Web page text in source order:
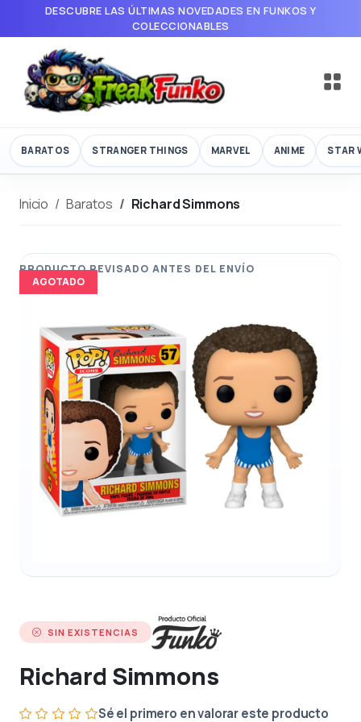
DESCUBRE LAS ÚLTIMAS NOVEDADES EN FUNKOS Y
COLECCIONABLES
BARATOS STRANGER THINGS MARVEL ANIME STAR
Inicio Baratos Richard Simmons
AGOTADO
SIN EXISTENCIAS
Richard Simmons
Sé el primero en valorar este producto